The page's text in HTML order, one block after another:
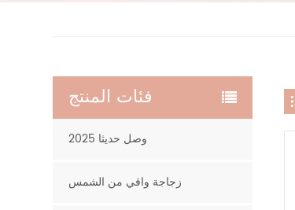
فئات المنتج
2025 وصل حديثا
زجاجة واقي من الشمس